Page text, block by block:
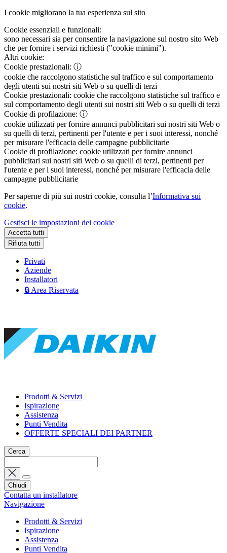
I cookie migliorano la tua esperienza sul sito
Cookie essenziali e funzionali:
sono necessari sia per consentire la navigazione sul nostro sito Web
che per fornire i servizi richiesti ("cookie minimi").
Altri cookie:
Cookie prestazionali: ⓘ
cookie che raccolgono statistiche sul traffico e sul comportamento
degli utenti sui nostri siti Web o su quelli di terzi
Cookie prestazionali: cookie che raccolgono statistiche sul traffico e
sul comportamento degli utenti sui nostri siti Web o su quelli di terzi
Cookie di profilazione: ⓘ
cookie utilizzati per fornire annunci pubblicitari sui nostri siti Web o
su quelli di terzi, pertinenti per l'utente e per i suoi interessi, nonché
per misurare l'efficacia delle campagne pubblicitarie
Cookie di profilazione: cookie utilizzati per fornire annunci
pubblicitari sui nostri siti Web o su quelli di terzi, pertinenti per
l'utente e per i suoi interessi, nonché per misurare l'efficacia delle
campagne pubblicitarie
Per saperne di più sui nostri cookie, consulta l’Informativa sui
cookie.
Gestisci le impostazioni dei cookie
Accetta tutti
Rifiuta tutti
Privati
Aziende
Installatori
🔒 Area Riservata
Prodotti & Servizi
Ispirazione
Assistenza
Punti Vendita
OFFERTE SPECIALI DEI PARTNER
Cerca
Chiudi
Contatta un installatore
Navigazione
Prodotti & Servizi
Ispirazione
Assistenza
Punti Vendita